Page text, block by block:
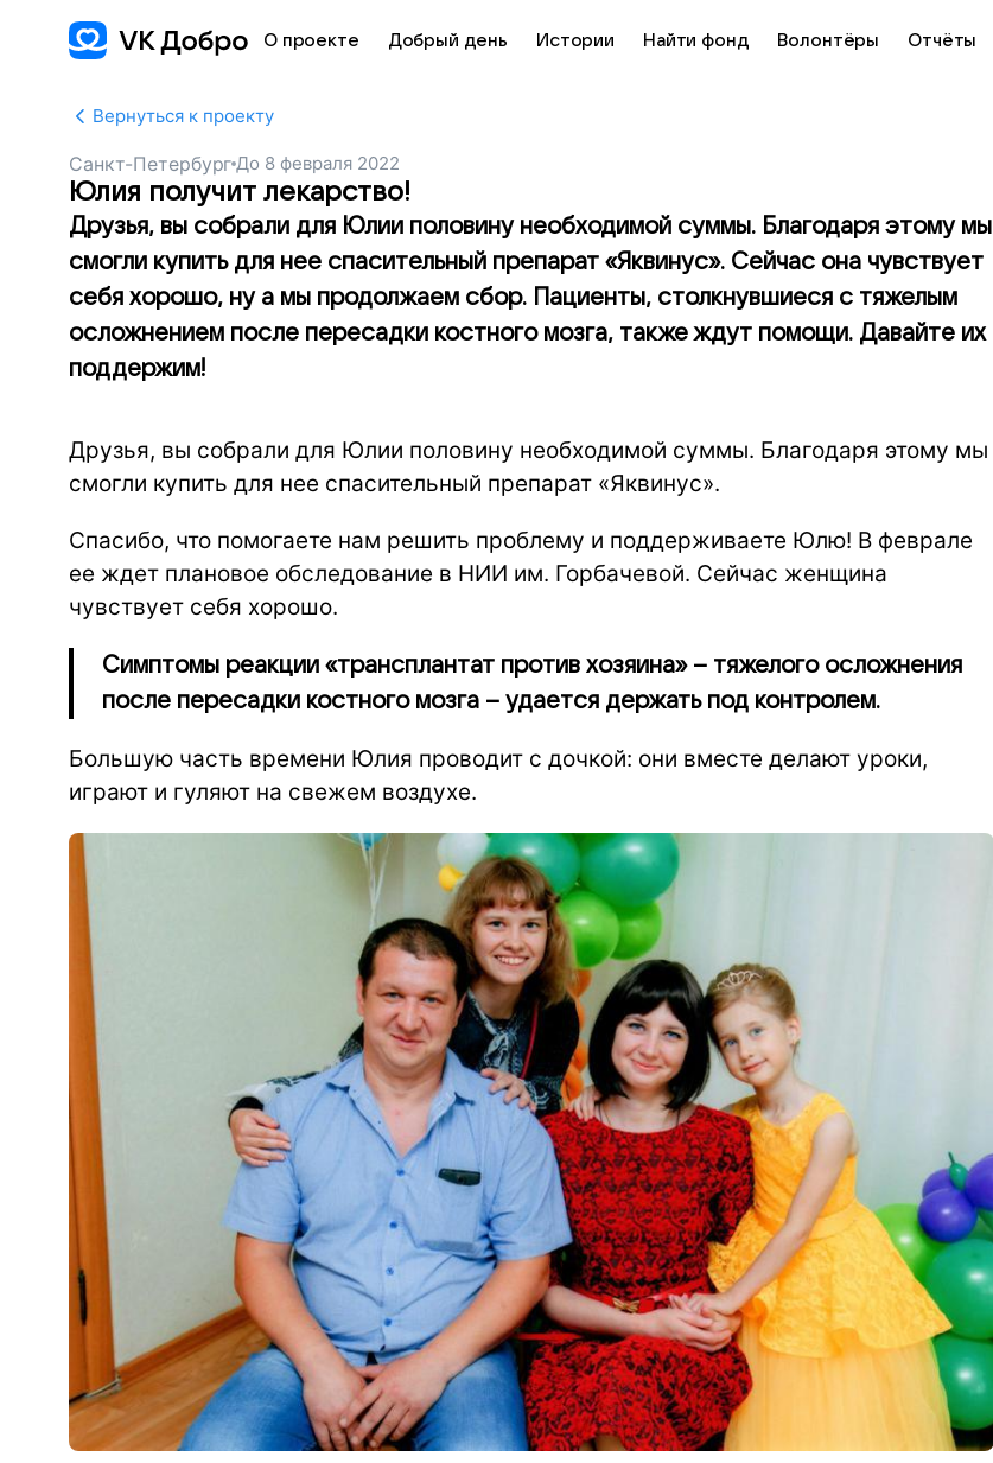
О проекте Добрый день Истории Найти фонд Волонтёры Отчёты
Вернуться к проекту
Санкт-Петербург До 8 февраля 2022
Юлия получит лекарство!
Друзья, вы собрали для Юлии половину необходимой суммы. Благодаря этому мы
смогли купить для нее спасительный препарат «Яквинус». Сейчас она чувствует
себя хорошо, ну а мы продолжаем сбор. Пациенты, столкнувшиеся с тяжелым
осложнением после пересадки костного мозга, также ждут помощи. Давайте их
поддержим!
Друзья, вы собрали для Юлии половину необходимой суммы. Благодаря этому мы
смогли купить для нее спасительный препарат «Яквинус».
Спасибо, что помогаете нам решить проблему и поддерживаете Юлю! В феврале
ее ждет плановое обследование в НИИ им. Горбачевой. Сейчас женщина
чувствует себя хорошо.
Симптомы реакции «трансплантат против хозяина» – тяжелого осложнения
после пересадки костного мозга – удается держать под контролем.
Большую часть времени Юлия проводит с дочкой: они вместе делают уроки,
играют и гуляют на свежем воздухе.